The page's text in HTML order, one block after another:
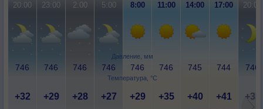
Давление, мм
Температура, °C
20:00 23:00 2:00 5:00 8:00 11:00 14:00 17:00 20:00
746 746 746 746 746 746 745 744 746
+32 +29 +28 +27 +29 +35 +40 +41 +33